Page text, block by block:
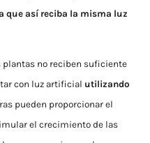
que así reciba la misma luz
plantas no reciben suficiente
con luz artificial utilizando
pueden proporcionar el
el crecimiento de las